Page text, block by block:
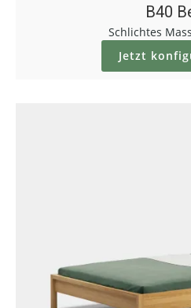
B40
Schlichtes
Jetzt